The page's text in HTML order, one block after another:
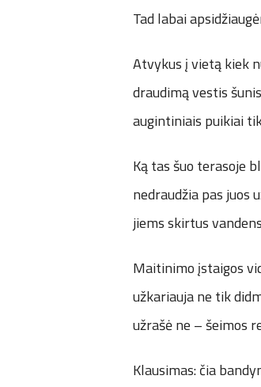
Tad labai
Atvykus į vietą kiek
draudimą vestis
augintiniais puikiai
Ką tas šuo terasoje
nedraudžia pas juos
jiems skirtus
Maitinimo įstaigos
užkariauja ne tik
užrašė ne – šeimos
Klausimas: čia